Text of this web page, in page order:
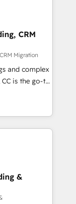
growth-first
their
companies
committed to
their
integration of
Would
125+
certified
CRM
Migration
and complex
is the go-to
to
We specialize
and
NetSuite,
and
&